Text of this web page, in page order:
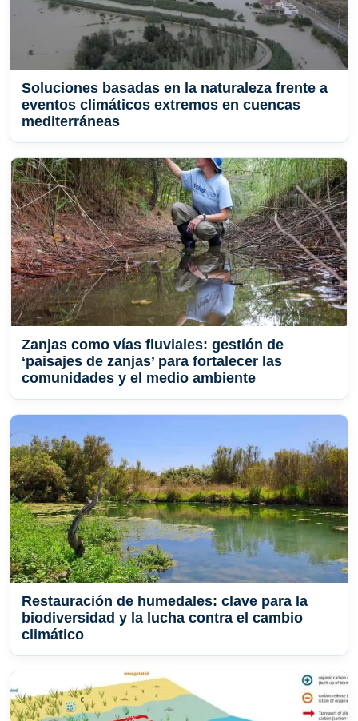
Soluciones basadas en la naturaleza frente a
eventos climáticos extremos en cuencas
mediterráneas
Zanjas como vías fluviales: gestión de
‘paisajes de zanjas’ para fortalecer las
comunidades y el medio ambiente
Restauración de humedales: clave para la
biodiversidad y la lucha contra el cambio
climático